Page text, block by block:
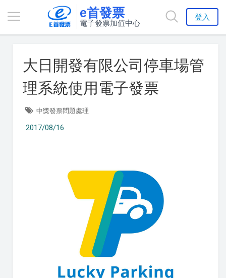
e首發票
電子發票加值中心
登入
大日開發有限公司停車場管
理系統使用電子發票
中獎發票問題處理
2017/08/16